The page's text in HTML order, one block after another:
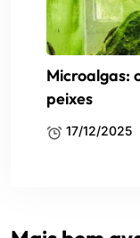
Microalgas:
peixes
17/12/2025